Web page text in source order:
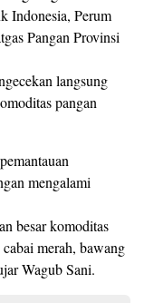
Indonesia, Perum
Pangan Provinsi
langsung
pangan
mengalami
besar komoditas
merah, bawang
Wagub Sani.